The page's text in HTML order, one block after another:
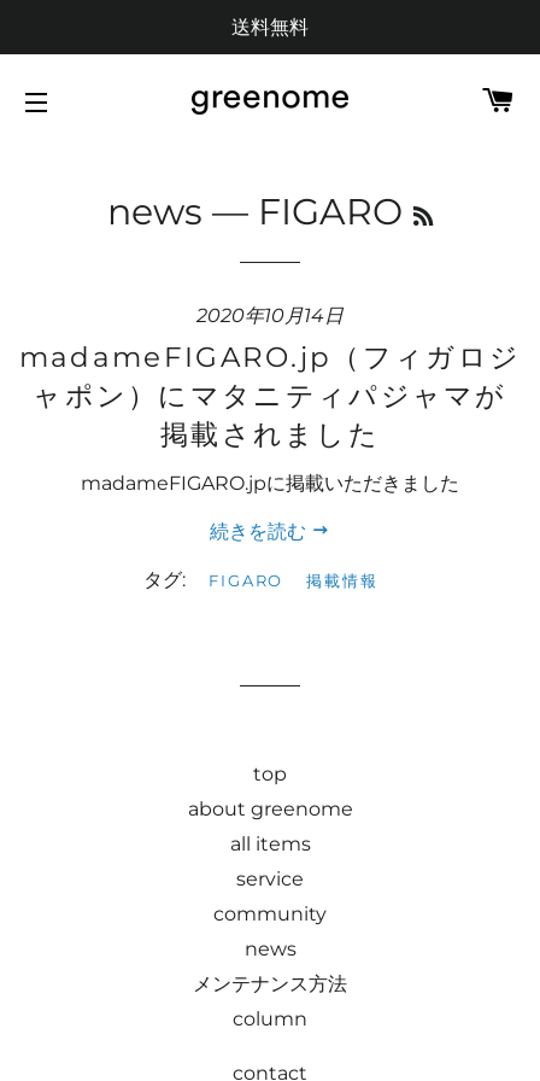
送料無料
news — FIGARO
2020年10月14日
madameFIGARO.jp（フィガロジ
ャポン）にマタニティパジャマが
掲載されました
madameFIGARO.jpに掲載いただきました
続きを読む
タグ: FIGARO 掲載情報
top
about greenome
all items
service
community
news
メンテナンス方法
column
contact